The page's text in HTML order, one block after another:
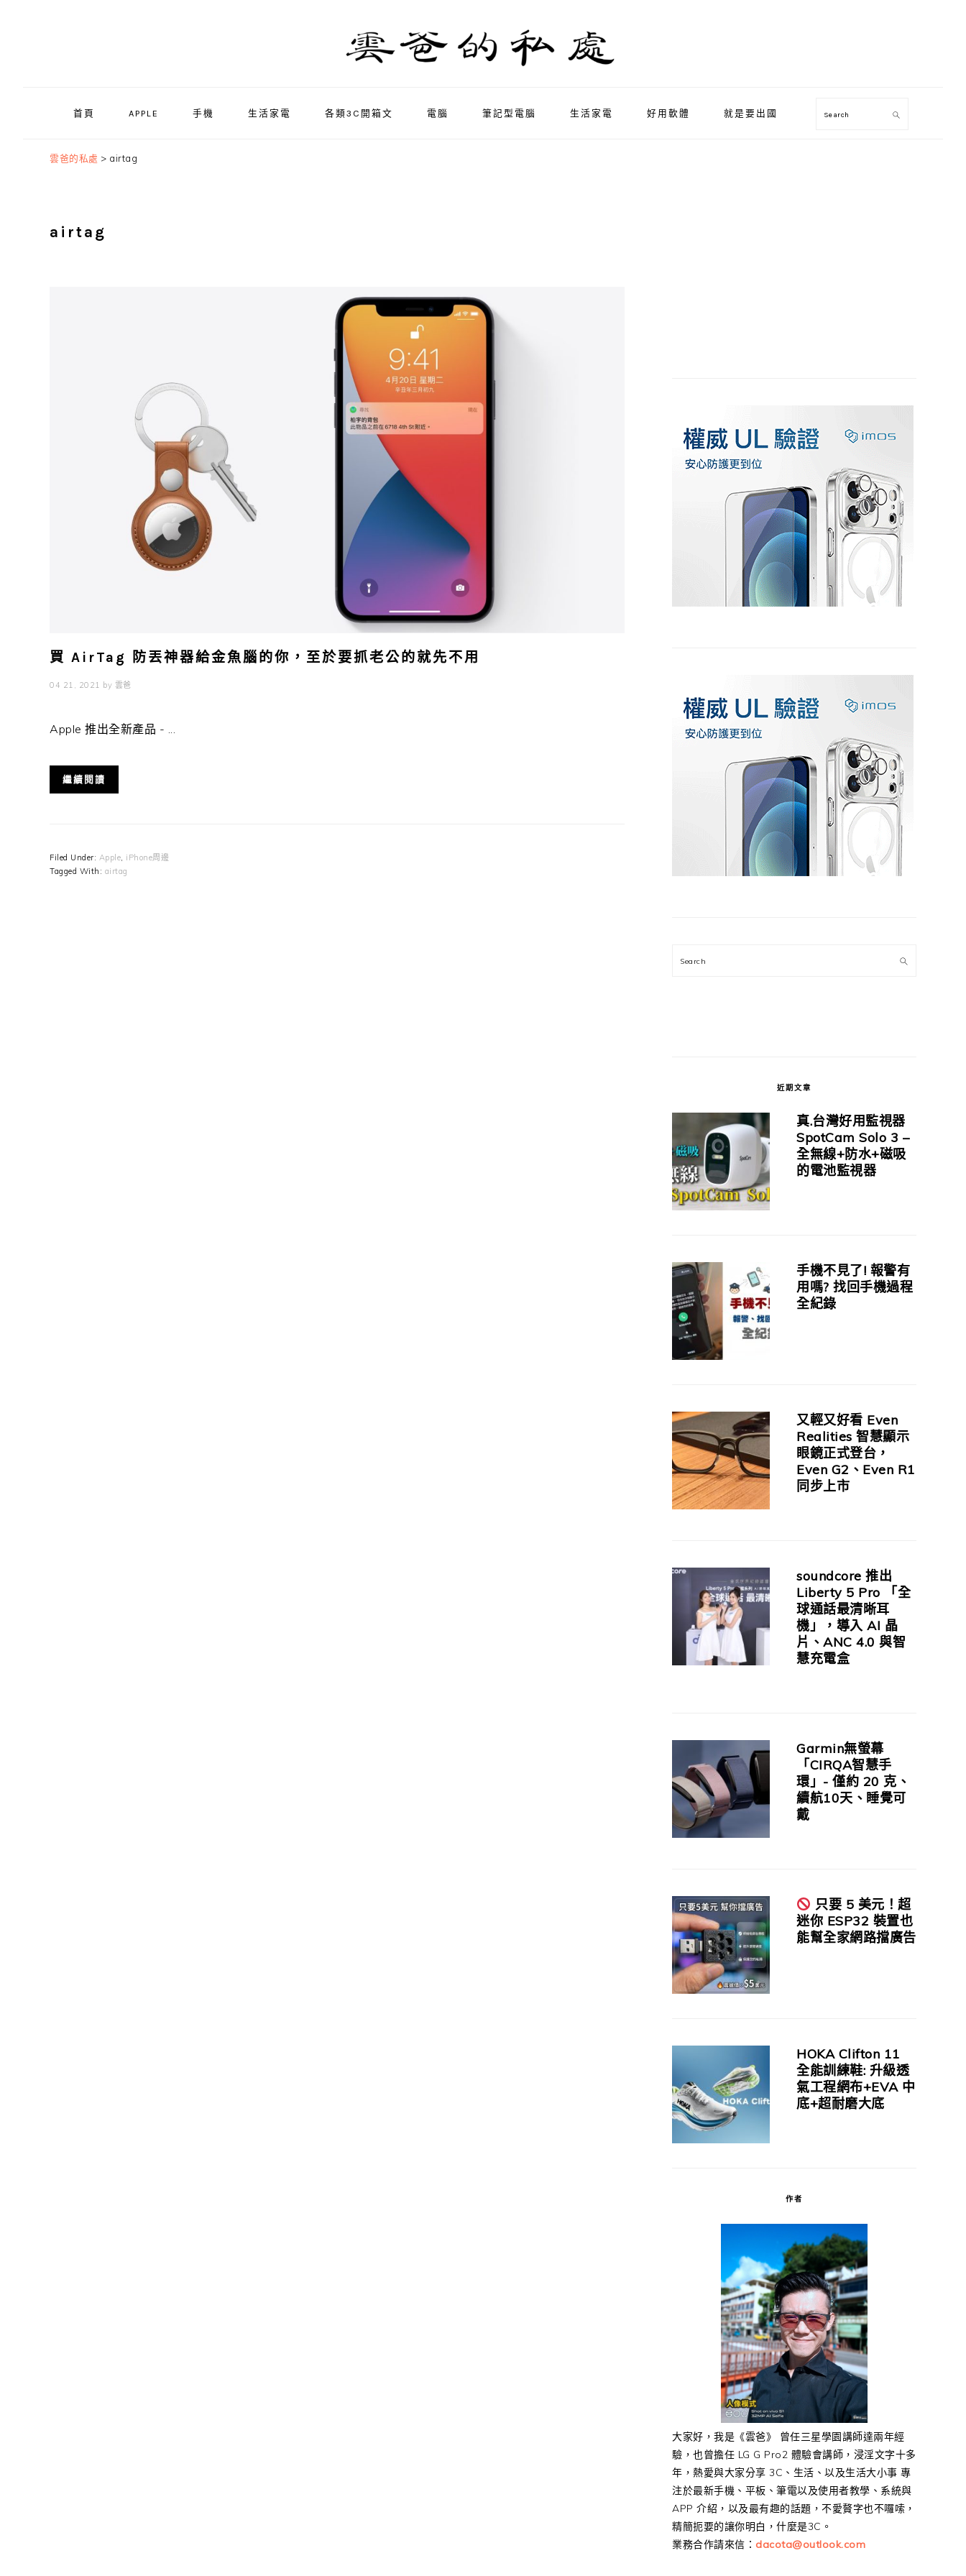
首頁 APPLE 手機 生活家電 各類3C開箱文 電腦 筆記型電腦 生活家電 好用軟體 就是要出國 Search
雲爸的私處 > airtag
airtag
買 AirTag 防丟神器給金魚腦的你，至於要抓老公的就先不用
04 21, 2021 by 雲爸
Apple 推出全新產品 - ...
繼續閱讀
Filed Under: Apple, iPhone周邊
Tagged With: airtag
Search
近期文章
真.台灣好用監視器
SpotCam Solo 3 –
全無線+防水+磁吸
的電池監視器
手機不見了! 報警有
用嗎? 找回手機過程
全紀錄
又輕又好看 Even
Realities 智慧顯示
眼鏡正式登台，
Even G2、Even R1
同步上市
soundcore 推出
Liberty 5 Pro 「全
球通話最清晰耳
機」，導入 AI 晶
片、ANC 4.0 與智
慧充電盒
Garmin無螢幕
「CIRQA智慧手
環」- 僅約 20 克、
續航10天、睡覺可
戴
只要 5 美元！超
迷你 ESP32 裝置也
能幫全家網路擋廣告
HOKA Clifton 11
全能訓練鞋: 升級透
氣工程網布+EVA 中
底+超耐磨大底
作者
大家好，我是《雲爸》 曾任三星學園講師達兩年經
驗，也曾擔任 LG G Pro2 體驗會講師，浸淫文字十多
年，熱愛與大家分享 3C、生活、以及生活大小事 專
注於最新手機、平板、筆電以及使用者教學、系統與
APP 介紹，以及最有趣的話題，不愛贅字也不囉嗦，
精簡扼要的讓你明白，什麼是3C。
業務合作請來信： dacota@outlook.com